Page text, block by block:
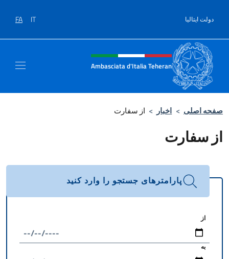
دولت ایتالیا IT
FA
Header, social and menu of site
Ambasciata d'Italia Teheran
صفحه اصلی > اخبار > از سفارت
از سفارت
پارامترهای جستجو را وارد کنید
از
به